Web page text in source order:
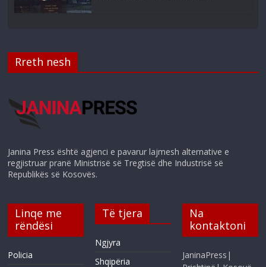
Rreth nesh
Janina Press është agjenci e pavarur lajmesh alternative e
regjistruar pranë Ministrisë së Tregtisë dhe Industrisë së
Republikës së Kosovës.
Linqe me
rëndësi
Policia
Të tjera
Ngjyra
Shqipëria
Na
kontaktoni
JaninaPress|